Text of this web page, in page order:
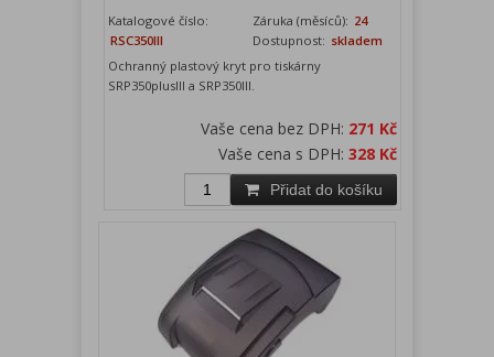
Katalogové číslo:
RSC350III
Záruka (měsíců): 24
Dostupnost: skladem
Ochranný plastový kryt pro tiskárny
SRP350plusIII a SRP350III.
Vaše cena bez DPH: 271 Kč
Vaše cena s DPH:328 Kč
Přidat do košíku